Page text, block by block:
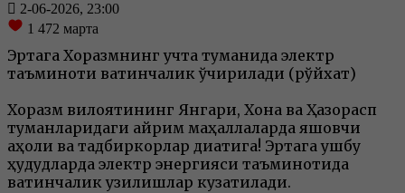
2-06-2026, 23:00
1 472 марта
Эртага Хоразмнинг учта туманида электр
таъминоти вақтинчалик ўчирилади (рўйхат)
Хоразм вилоятининг Янгариқ, Хонқа ва Ҳазорасп
туманларидаги айрим маҳаллаларда яшовчи
аҳоли ва тадбиркорлар диққатига! Эртага ушбу
ҳудудларда электр энергияси таъминотида
вақтинчалик узилишлар кузатилади.